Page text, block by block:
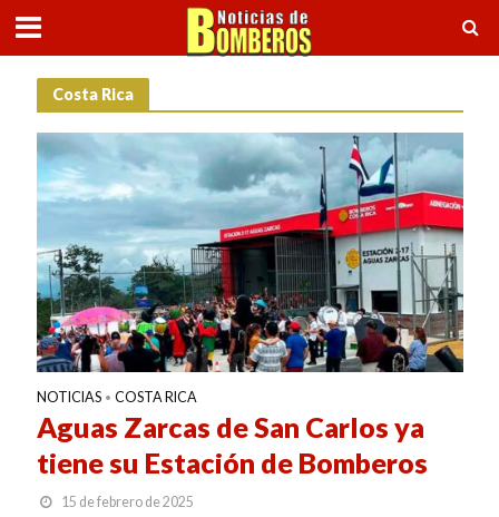
Costa Rica
NOTICIAS • COSTA RICA
Aguas Zarcas de San Carlos ya
tiene su Estación de Bomberos
15 de febrero de 2025